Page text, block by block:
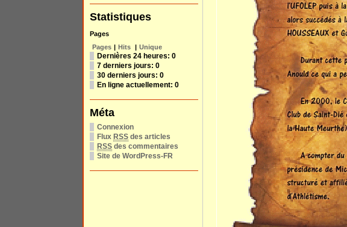
Statistiques
Pages
Pages | Hits | Unique
Dernières 24 heures: 0
7 derniers jours: 0
30 derniers jours: 0
En ligne actuellement: 0
Méta
Connexion
Flux RSS des articles
RSS des commentaires
Site de WordPress-FR